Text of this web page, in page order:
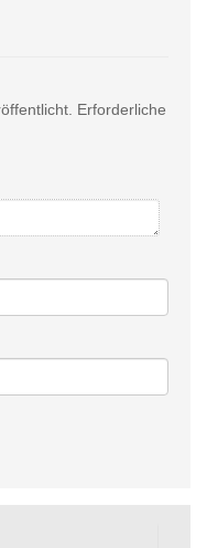
Erforderliche